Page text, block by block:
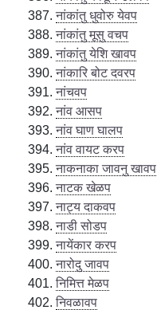
नांकांतु धुवोरु येवप
नांकांतु मूसु वचप
नांकांतु येशि खावप
नांकारि बोट दवरप
नांचवप
नांव आसप
नांव घाण घालप
नांव वायट करप
नाकनाका जावनु खावप
नाटक खेळप
नाट्य दाकवप
नाडी सोडप
नायेंकार करप
नारोदु जावप
निमित्त मेळप
निवळावप